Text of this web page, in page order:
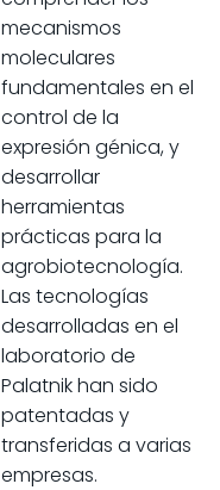
mecanismos
moleculares
fundamentales en el
control de la
expresión génica, y
desarrollar
herramientas
prácticas para la
agrobiotecnología.
Las tecnologías
desarrolladas en el
laboratorio de
Palatnik han sido
patentadas y
transferidas a varias
empresas.